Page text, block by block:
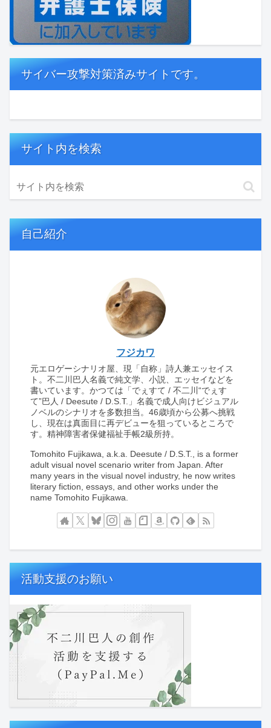
サイバー攻撃対策済みサイトです。
サイト内を検索
自己紹介
フジカワ
元エロゲーシナリオ屋、現「自称」詩人兼エッセイス
ト。不二川巴人名義で純文学、小説、エッセイなどを
書いています。かつては「でぇすて / 不二川“でぇす
て”巴人 / Deesute / D.S.T.」名義で成人向けビジュアル
ノベルのシナリオを多数担当。46歳頃から公募へ挑戦
し、現在は真面目に再デビューを狙っているところで
す。精神障害者保健福祉手帳2級所持。
Tomohito Fujikawa, a.k.a. Deesute / D.S.T., is a former
adult visual novel scenario writer from Japan. After
many years in the visual novel industry, he now writes
literary fiction, essays, and other works under the
name Tomohito Fujikawa.
活動支援のお願い